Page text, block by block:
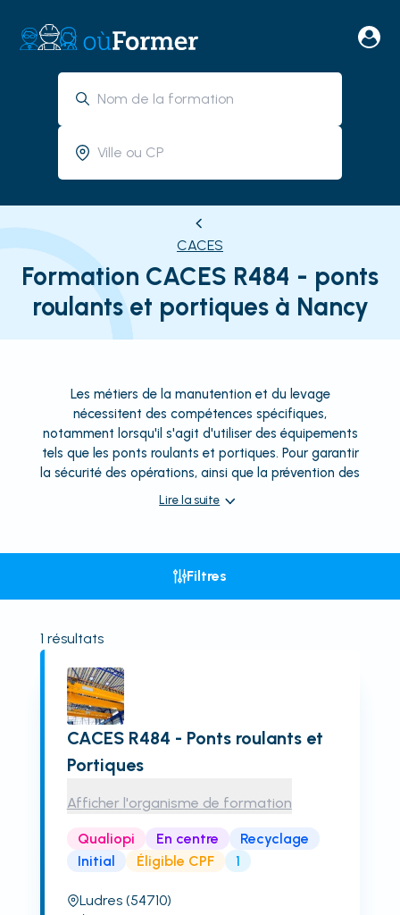
CACES
Formation CACES R484 - ponts
roulants et portiques à Nancy
Les métiers de la manutention et du levage
nécessitent des compétences spécifiques,
notamment lorsqu'il s'agit d'utiliser des équipements
tels que les ponts roulants et portiques. Pour garantir
la sécurité des opérations, ainsi que la prévention des
Lire la suite
Filtres
1 résultats
CACES R484 - Ponts roulants et
Portiques
Afficher l'organisme de formation
Qualiopi En centre
Recyclage
Initial
Éligible CPF 1
Ludres (54710)